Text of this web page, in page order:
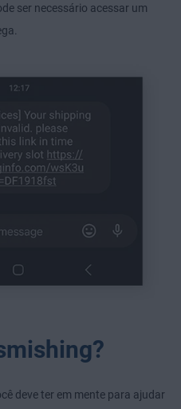
ser necessário acessar um
deve ter em mente para ajudar